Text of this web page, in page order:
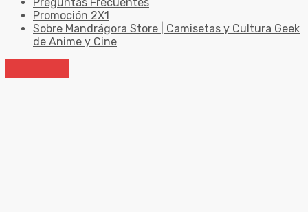
Promoción 2X1
Sobre Mandrágora Store | Camisetas y Cultura Geek
de Anime y Cine